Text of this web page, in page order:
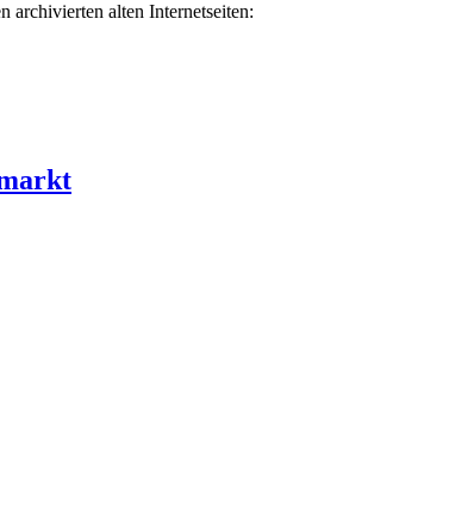
archivierten alten Internetseiten: